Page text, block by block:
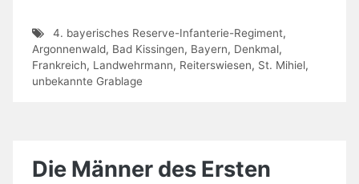
4. bayerisches Reserve-Infanterie-Regiment,
Argonnenwald, Bad Kissingen, Bayern, Denkmal,
Frankreich, Landwehrmann, Reiterswiesen, St. Mihiel,
unbekannte Grablage
Die Männer des Ersten